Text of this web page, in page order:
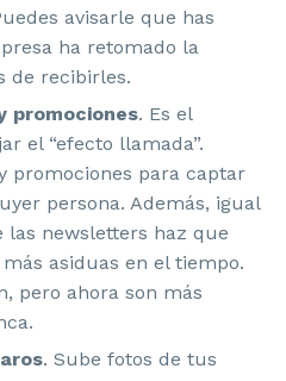
avisarle que has
ha retomado la
de recibirles.
promociones. Es el
el “efecto llamada”.
promociones para captar
persona. Además, igual
las newsletters haz que
asiduas en el tiempo.
pero ahora son más
. Sube fotos de tus